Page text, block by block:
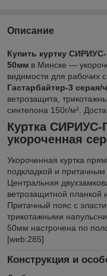
Описание
Купить куртку
50мм в Минске —
видимости для рабочих
Гастарбайтер-3 серая/
ветрозащита,
синтепона 150г/м².
Куртка
укороченная
Укороченная куртка
подкладкой и
Центральная
ветрозащитной планкой
Притачный пояс с
трикотажными
50мм настрочена по
[web:285]
Конструкция и